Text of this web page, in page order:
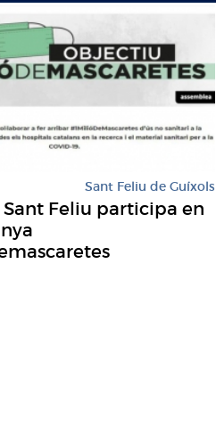
Sant Feliu de Guíxols
Sant Feliu participa en